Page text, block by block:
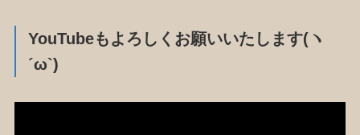
YouTubeもよろしくお願いいたします(ヽ
´ω`)